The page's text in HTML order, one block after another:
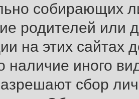
собирающих
родителей или
на этих сайтах
наличие иного
сбор